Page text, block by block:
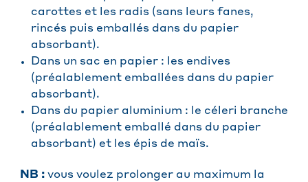
carottes et les radis (sans leurs fanes,
rincés puis emballés dans du papier
absorbant).
Dans un sac en papier : les endives
(préalablement emballées dans du papier
absorbant).
Dans du papier aluminium : le céleri branche
(préalablement emballé dans du papier
absorbant) et les épis de maïs.
NB : vous voulez prolonger au maximum la